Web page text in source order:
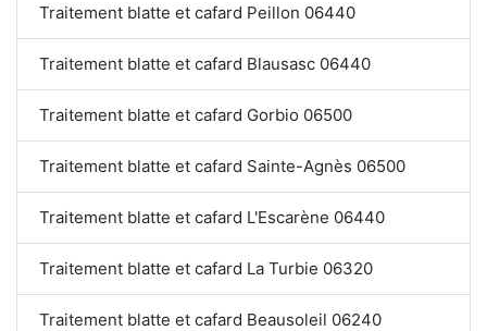
Traitement blatte et cafard Peillon 06440
Traitement blatte et cafard Blausasc 06440
Traitement blatte et cafard Gorbio 06500
Traitement blatte et cafard Sainte-Agnès 06500
Traitement blatte et cafard L'Escarène 06440
Traitement blatte et cafard La Turbie 06320
Traitement blatte et cafard Beausoleil 06240